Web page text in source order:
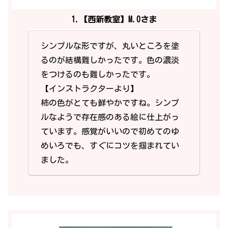
1.【西新教室】M.Oさま
シンプルな形ですが、丸いところを塗
るのが結構難しかったです。色の濃淡
をつけるのも難しかったです。
【インストラクターより】
柿の色がとても鮮やかですね。シンプ
ルなようで存在感のある絵に仕上がっ
ています。感覚がいいので初めてのゆ
めいろでも、すぐにコツを掴まれてい
ました。